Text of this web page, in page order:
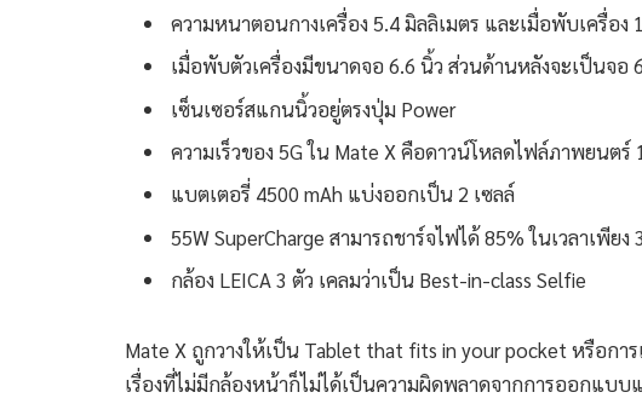
ความหนาตอนกางเครื่อง 5.4 มิลลิเมตร และเมื่อพับเครื่อง
เมื่อพับตัวเครื่องมีขนาดจอ 6.6 นิ้ว ส่วนด้านหลังจะเป็นจอ
เซ็นเซอร์สแกนนิ้วอยู่ตรงปุ่ม Power
ความเร็วของ 5G ใน Mate X คือดาวน์โหลดไฟล์ภาพยนตร์
แบตเตอรี่ 4500 mAh แบ่งออกเป็น 2 เซลล์
55W SuperCharge สามารถชาร์จไฟได้ 85% ในเวลาเพียง
กล้อง LEICA 3 ตัว เคลมว่าเป็น Best-in-class Selfie
Mate X ถูกวางให้เป็น Tablet that fits in your pocket หรือกา
เรื่องที่ไม่มีกล้องหน้าก็ไม่ได้เป็นความผิดพลาดจากการออกแบ